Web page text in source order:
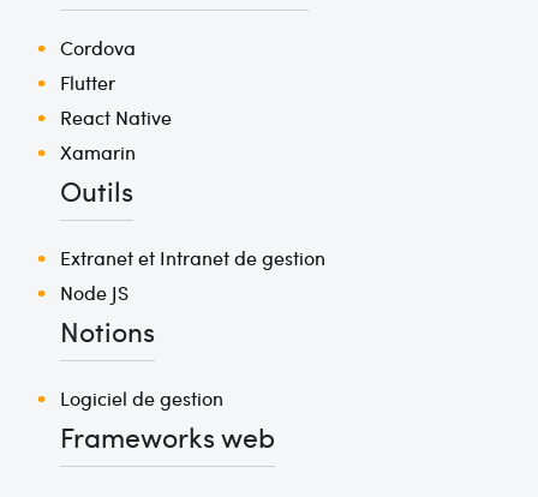
Cordova
Flutter
React Native
Xamarin
Outils
Extranet et Intranet de gestion
Node JS
Notions
Logiciel de gestion
Frameworks web